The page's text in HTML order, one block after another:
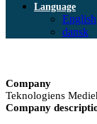
Language
English
dansk
Company
Teknologiens
Company